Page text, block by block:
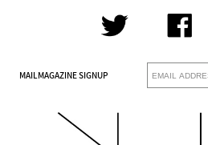
MAILMAGAZINE SIGNUP